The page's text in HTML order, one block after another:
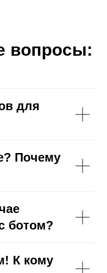
вопросы:
для
Почему
ботом?
К кому